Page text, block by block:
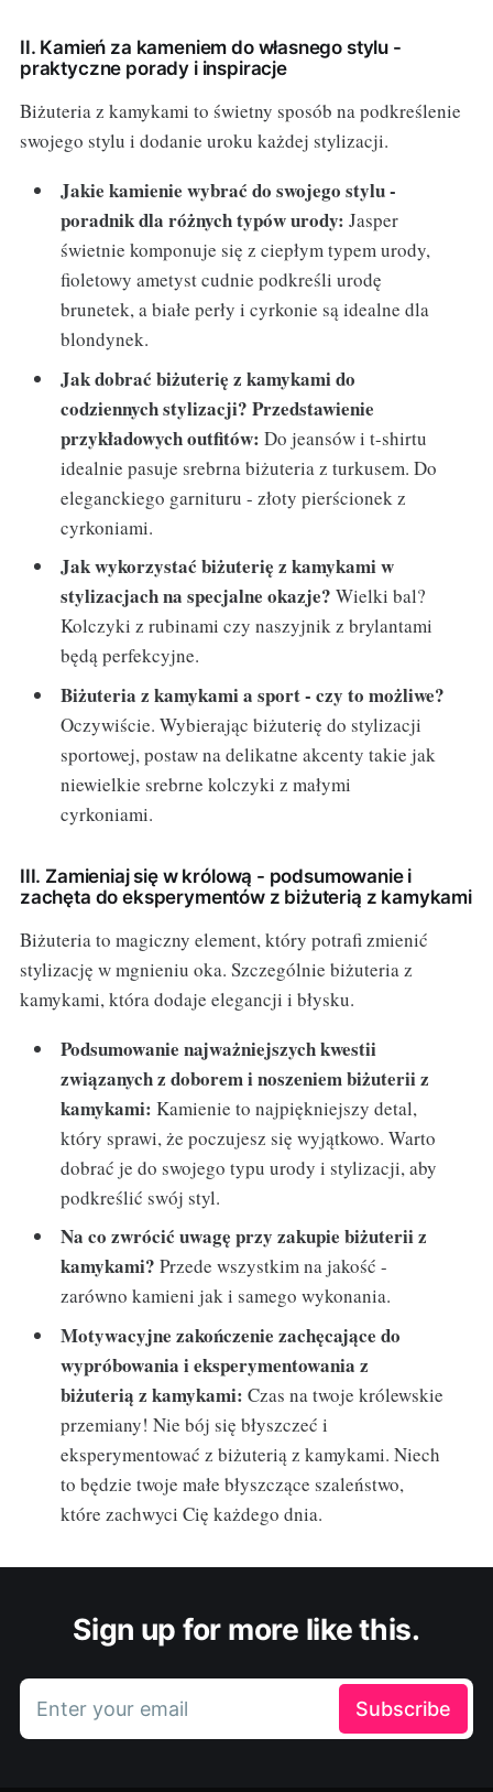
II. Kamień za kameniem do własnego stylu -
praktyczne porady i inspiracje
Biżuteria z kamykami to świetny sposób na podkreślenie
swojego stylu i dodanie uroku każdej stylizacji.
Jakie kamienie wybrać do swojego stylu -
poradnik dla różnych typów urody: Jasper
świetnie komponuje się z ciepłym typem urody,
fioletowy ametyst cudnie podkreśli urodę
brunetek, a białe perły i cyrkonie są idealne dla
blondynek.
Jak dobrać biżuterię z kamykami do
codziennych stylizacji? Przedstawienie
przykładowych outfitów: Do jeansów i t-shirtu
idealnie pasuje srebrna biżuteria z turkusem. Do
eleganckiego garnituru - złoty pierścionek z
cyrkoniami.
Jak wykorzystać biżuterię z kamykami w
stylizacjach na specjalne okazje? Wielki bal?
Kolczyki z rubinami czy naszyjnik z brylantami
będą perfekcyjne.
Biżuteria z kamykami a sport - czy to możliwe?
Oczywiście. Wybierając biżuterię do stylizacji
sportowej, postaw na delikatne akcenty takie jak
niewielkie srebrne kolczyki z małymi
cyrkoniami.
III. Zamieniaj się w królową - podsumowanie i
zachęta do eksperymentów z biżuterią z kamykami
Biżuteria to magiczny element, który potrafi zmienić
stylizację w mgnieniu oka. Szczególnie biżuteria z
kamykami, która dodaje elegancji i błysku.
Podsumowanie najważniejszych kwestii
związanych z doborem i noszeniem biżuterii z
kamykami: Kamienie to najpiękniejszy detal,
który sprawi, że poczujesz się wyjątkowo. Warto
dobrać je do swojego typu urody i stylizacji, aby
podkreślić swój styl.
Na co zwrócić uwagę przy zakupie biżuterii z
kamykami? Przede wszystkim na jakość -
zarówno kamieni jak i samego wykonania.
Motywacyjne zakończenie zachęcające do
wypróbowania i eksperymentowania z
biżuterią z kamykami: Czas na twoje królewskie
przemiany! Nie bój się błyszczeć i
eksperymentować z biżuterią z kamykami. Niech
to będzie twoje małe błyszczące szaleństwo,
które zachwyci Cię każdego dnia.
Sign up for more like this.
Enter your email Subscribe